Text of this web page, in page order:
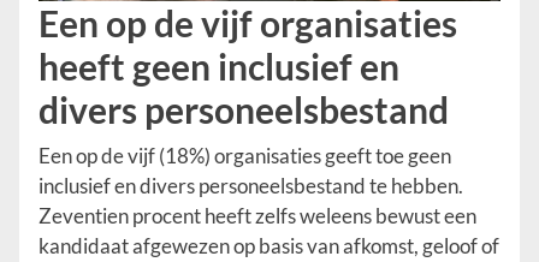
Een op de vijf organisaties
heeft geen inclusief en
divers personeelsbestand
Een op de vijf (18%) organisaties geeft toe geen
inclusief en divers personeelsbestand te hebben.
Zeventien procent heeft zelfs weleens bewust een
kandidaat afgewezen op basis van afkomst, geloof of